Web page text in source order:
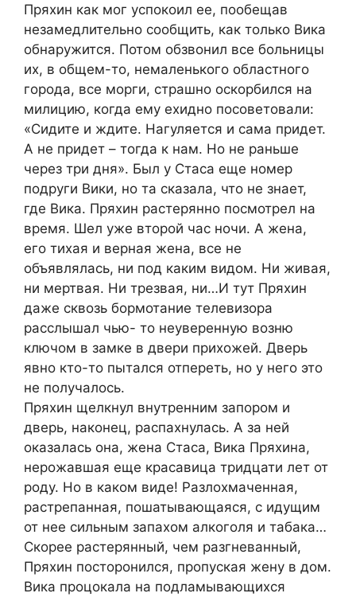
Пряхин как мог успокоил ее, пообещав
незамедлительно сообщить, как только Вика
обнаружится. Потом обзвонил все больницы
их, в общем-то, немаленького областного
города, все морги, страшно оскорбился на
милицию, когда ему ехидно посоветовали:
«Сидите и ждите. Нагуляется и сама придет.
А не придет – тогда к нам. Но не раньше
через три дня». Был у Стаса еще номер
подруги Вики, но та сказала, что не знает,
где Вика. Пряхин растерянно посмотрел на
время. Шел уже второй час ночи. А жена,
его тихая и верная жена, все не
объявлялась, ни под каким видом. Ни живая,
ни мертвая. Ни трезвая, ни…И тут Пряхин
даже сквозь бормотание телевизора
расслышал чью- то неуверенную возню
ключом в замке в двери прихожей. Дверь
явно кто-то пытался отпереть, но у него это
не получалось.
Пряхин щелкнул внутренним запором и
дверь, наконец, распахнулась. А за ней
оказалась она, жена Стаса, Вика Пряхина,
нерожавшая еще красавица тридцати лет от
роду. Но в каком виде! Разлохмаченная,
растрепанная, пошатывающаяся, с идущим
от нее сильным запахом алкоголя и табака…
Скорее растерянный, чем разгневанный,
Пряхин посторонился, пропуская жену в дом.
Вика процокала на подламывающихся